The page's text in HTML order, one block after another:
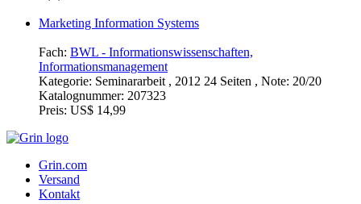
Marketing Information Systems
Fach: BWL - Informationswissenschaften,
Informationsmanagement
Kategorie: Seminararbeit , 2012 24 Seiten , Note: 20/20
Katalognummer: 207323
Preis: US$ 14,99
Grin.com
Versand
Kontakt